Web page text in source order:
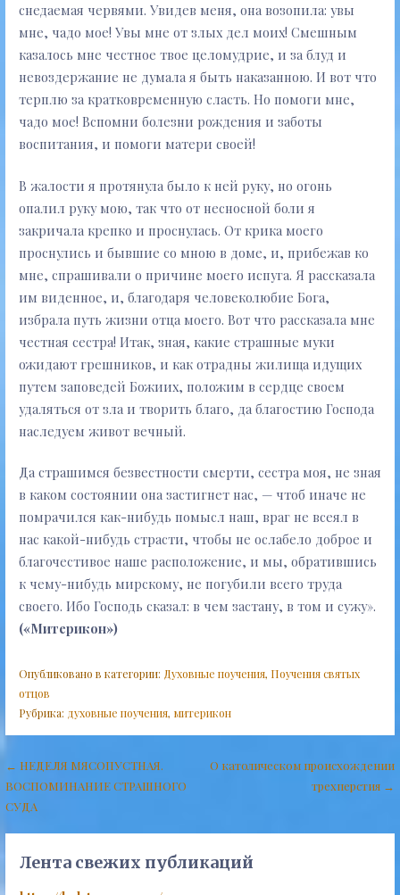
снедаемая червями. Увидев меня, она возопила: увы
мне, чадо мое! Увы мне от злых дел моих! Смешным
казалось мне честное твое целомудрие, и за блуд и
невоздержание не думала я быть наказанною. И вот что
терплю за кратковременную сласть. Но помоги мне,
чадо мое! Вспомни болезни рождения и заботы
воспитания, и помоги матери своей!
В жалости я протянула было к ней руку, но огонь
опалил руку мою, так что от несносной боли я
закричала крепко и проснулась. От крика моего
проснулись и бывшие со мною в доме, и, прибежав ко
мне, спрашивали о причине моего испуга. Я рассказала
им виденное, и, благодаря человеколюбие Бога,
избрала путь жизни отца моего. Вот что рассказала мне
честная сестра! Итак, зная, какие страшные муки
ожидают грешников, и как отрадны жилища идущих
путем заповедей Божиих, положим в сердце своем
удаляться от зла и творить благо, да благостию Господа
наследуем живот вечный.
Да страшимся безвестности смерти, сестра моя, не зная
в каком состоянии она застигнет нас, — чтоб иначе не
помрачился как-нибудь помысл наш, враг не всеял в
нас какой-нибудь страсти, чтобы не ослабело доброе и
благочестивое наше расположение, и мы, обратившись
к чему-нибудь мирскому, не погубили всего труда
своего. Ибо Господь сказал: в чем застану, в том и сужу».
(«Митерикон»)
Опубликовано в категории: Духовные поучения, Поучения святых
отцов
Рубрика: духовные поучения, митерикон
Навигация
по
записям
← НЕДЕЛЯ МЯСОПУСТНАЯ.
ВОСПОМИНАНИЕ СТРАШНОГО
СУДА
О католическом происхождении
трехперстия →
Лента свежих публикаций